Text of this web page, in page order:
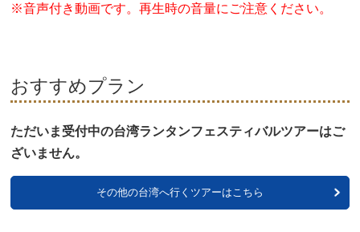
※音声付き動画です。再生時の音量にご注意ください。
おすすめプラン
ただいま受付中の台湾ランタンフェスティバルツアーはご
ざいません。
その他の台湾へ行くツアーはこちら